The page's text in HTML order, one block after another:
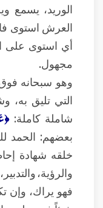
الوريد، يسمع
العرش استوى
أي استوى على
مجهول.
وهو سبحانه
التي تليق به،
شاملة كاملة:
بعضهم: الحمد
خلقه شهادة
والرؤية،
فهو يراك،